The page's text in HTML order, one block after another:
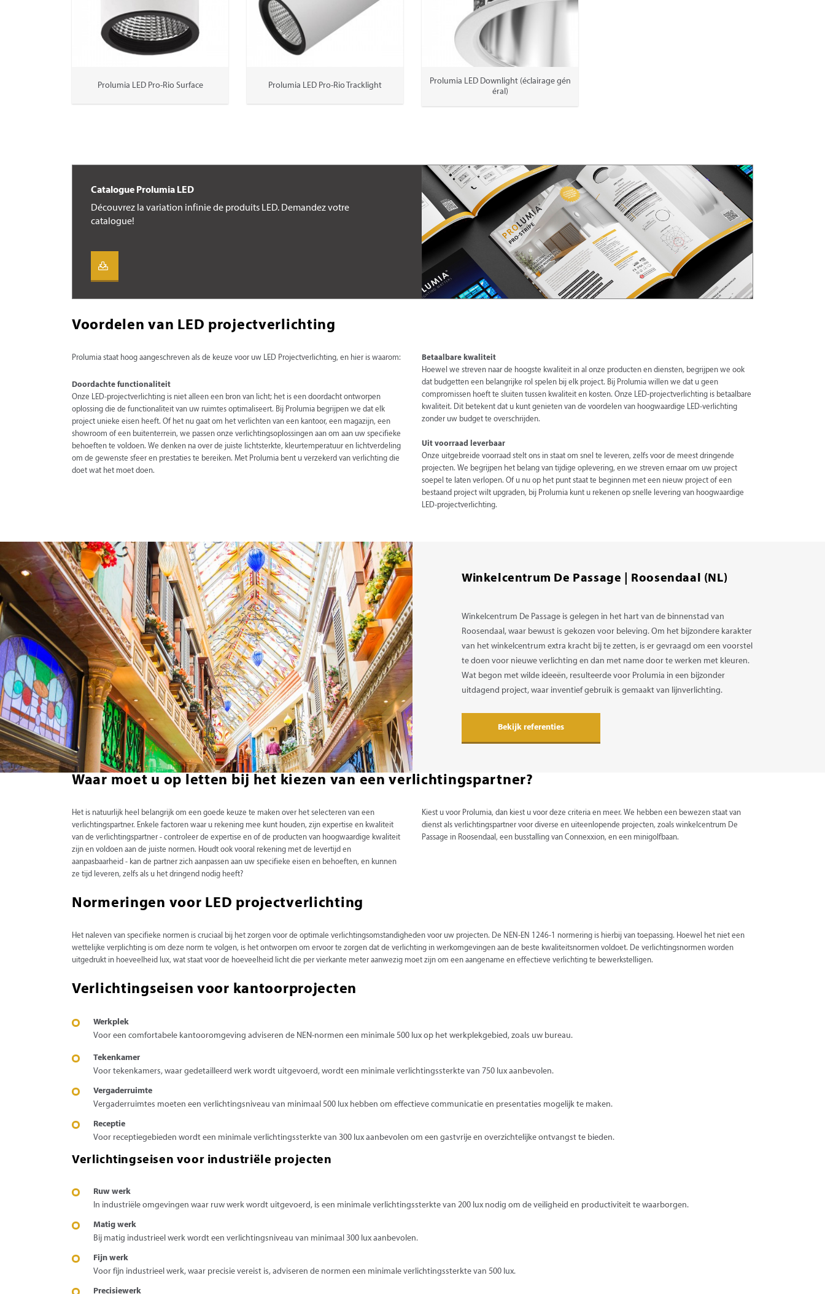
Prolumia LED Pro-Rio Surface Prolumia LED Pro-Rio Tracklight
Prolumia LED Downlight (éclairage gén
éral)
Catalogue Prolumia LED
Découvrez la variation infinie de produits LED. Demandez votre
catalogue!
Voordelen van LED projectverlichting
Prolumia staat hoog aangeschreven als de keuze voor uw LED Projectverlichting, en hier is waarom:
Doordachte functionaliteit
Onze LED-projectverlichting is niet alleen een bron van licht; het is een doordacht ontworpen
oplossing die de functionaliteit van uw ruimtes optimaliseert. Bij Prolumia begrijpen we dat elk
project unieke eisen heeft. Of het nu gaat om het verlichten van een kantoor, een magazijn, een
showroom of een buitenterrein, we passen onze verlichtingsoplossingen aan om aan uw specifieke
behoeften te voldoen. We denken na over de juiste lichtsterkte, kleurtemperatuur en lichtverdeling
om de gewenste sfeer en prestaties te bereiken. Met Prolumia bent u verzekerd van verlichting die
doet wat het moet doen.
Betaalbare kwaliteit
Hoewel we streven naar de hoogste kwaliteit in al onze producten en diensten, begrijpen we ook
dat budgetten een belangrijke rol spelen bij elk project. Bij Prolumia willen we dat u geen
compromissen hoeft te sluiten tussen kwaliteit en kosten. Onze LED-projectverlichting is betaalbare
kwaliteit. Dit betekent dat u kunt genieten van de voordelen van hoogwaardige LED-verlichting
zonder uw budget te overschrijden.
Uit voorraad leverbaar
Onze uitgebreide voorraad stelt ons in staat om snel te leveren, zelfs voor de meest dringende
projecten. We begrijpen het belang van tijdige oplevering, en we streven ernaar om uw project
soepel te laten verlopen. Of u nu op het punt staat te beginnen met een nieuw project of een
bestaand project wilt upgraden, bij Prolumia kunt u rekenen op snelle levering van hoogwaardige
LED-projectverlichting.
Winkelcentrum De Passage | Roosendaal (NL)
Winkelcentrum De Passage is gelegen in het hart van de binnenstad van
Roosendaal, waar bewust is gekozen voor beleving. Om het bijzondere karakter
van het winkelcentrum extra kracht bij te zetten, is er gevraagd om een voorstel
te doen voor nieuwe verlichting en dan met name door te werken met kleuren.
Wat begon met wilde ideeën, resulteerde voor Prolumia in een bijzonder
uitdagend project, waar inventief gebruik is gemaakt van lijnverlichting.
Bekijk referenties
Waar moet u op letten bij het kiezen van een verlichtingspartner?
Het is natuurlijk heel belangrijk om een goede keuze te maken over het selecteren van een
verlichtingspartner. Enkele factoren waar u rekening mee kunt houden, zijn expertise en kwaliteit
van de verlichtingspartner - controleer de expertise en of de producten van hoogwaardige kwaliteit
zijn en voldoen aan de juiste normen. Houdt ook vooral rekening met de levertijd en
aanpasbaarheid - kan de partner zich aanpassen aan uw specifieke eisen en behoeften, en kunnen
ze tijd leveren, zelfs als u het dringend nodig heeft?
Kiest u voor Prolumia, dan kiest u voor deze criteria en meer. We hebben een bewezen staat van
dienst als verlichtingspartner voor diverse en uiteenlopende projecten, zoals winkelcentrum De
Passage in Roosendaal, een busstalling van Connexxion, en een minigolfbaan.
Normeringen voor LED projectverlichting
Het naleven van specifieke normen is cruciaal bij het zorgen voor de optimale verlichtingsomstandigheden voor uw projecten. De NEN-EN 1246-1 normering is hierbij van toepassing. Hoewel het niet een
wettelijke verplichting is om deze norm te volgen, is het ontworpen om ervoor te zorgen dat de verlichting in werkomgevingen aan de beste kwaliteitsnormen voldoet. De verlichtingsnormen worden
uitgedrukt in hoeveelheid lux, wat staat voor de hoeveelheid licht die per vierkante meter aanwezig moet zijn om een aangename en effectieve verlichting te bewerkstelligen.
Verlichtingseisen voor kantoorprojecten
Werkplek
Voor een comfortabele kantooromgeving adviseren de NEN-normen een minimale 500 lux op het werkplekgebied, zoals uw bureau.
Tekenkamer
Voor tekenkamers, waar gedetailleerd werk wordt uitgevoerd, wordt een minimale verlichtingssterkte van 750 lux aanbevolen.
Vergaderruimte
Vergaderruimtes moeten een verlichtingsniveau van minimaal 500 lux hebben om effectieve communicatie en presentaties mogelijk te maken.
Receptie
Voor receptiegebieden wordt een minimale verlichtingssterkte van 300 lux aanbevolen om een gastvrije en overzichtelijke ontvangst te bieden.
Verlichtingseisen voor industriële projecten
Ruw werk
In industriële omgevingen waar ruw werk wordt uitgevoerd, is een minimale verlichtingssterkte van 200 lux nodig om de veiligheid en productiviteit te waarborgen.
Matig werk
Bij matig industrieel werk wordt een verlichtingsniveau van minimaal 300 lux aanbevolen.
Fijn werk
Voor fijn industrieel werk, waar precisie vereist is, adviseren de normen een minimale verlichtingssterkte van 500 lux.
Precisiewerk